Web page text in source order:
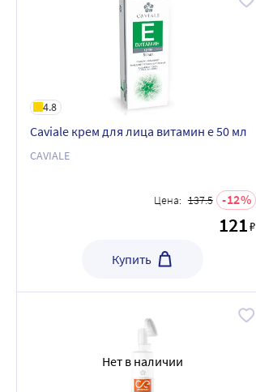
4.8
Caviale крем для лица витамин e 50 мл
CAVIALE
Цена: 137.5 12
121₽
Купить
Нет в наличии